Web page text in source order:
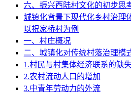
六、振兴西陆村文化的初步思
城镇化背景下现代化乡村治
以祝家桥村为例
一、村庄概况
二、城镇化对传统村落治理模
1.村民与村集体经济联系的缺
2.农村流动人口的增加
3.中青年劳动力的外流